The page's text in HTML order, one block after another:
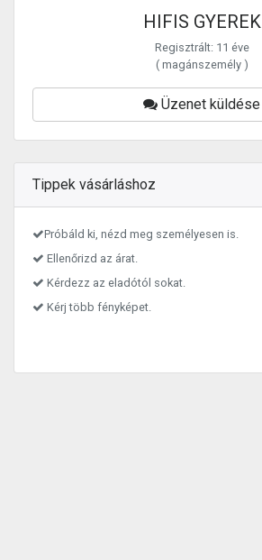
HIFIS GYEREK
Regisztrált: 11 éve
( magánszemély )
Üzenet küldése
Tippek vásárláshoz
Próbáld ki, nézd meg személyesen is.
Ellenőrizd az árat.
Kérdezz az eladótól sokat.
Kérj több fényképet.